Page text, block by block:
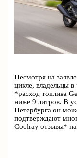
Несмотря на
цикле, владельцы
*расход топлива
ниже 9 литров. В
Петербурга он
подтверждают
Coolray отзывы*